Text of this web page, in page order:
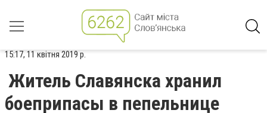
15:17, 11 квітня 2019 р.
Житель Славянска хранил
боеприпасы в пепельнице